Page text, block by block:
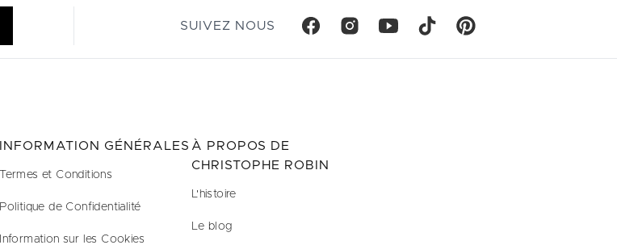
SUIVEZ NOUS
INFORMATION GÉNÉRALES
Termes et Conditions
Politique de Confidentialité
Information sur les Cookies
À PROPOS DE
CHRISTOPHE ROBIN
L'histoire
Le blog